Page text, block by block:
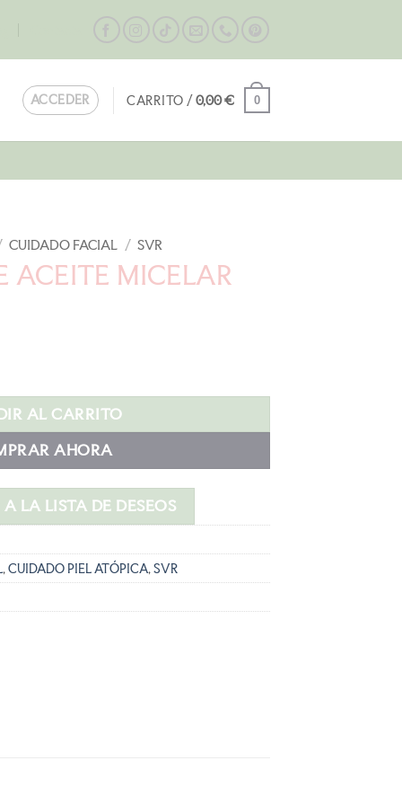
ACCEDER CARRITO /0,00€ 0
CUIDADO FACIAL / SVR
ACEITE MICELAR
€.
AL CARRITO
AHORA
LA LISTA DE DESEOS
, CUIDADO PIEL ATÓPICA, SVR